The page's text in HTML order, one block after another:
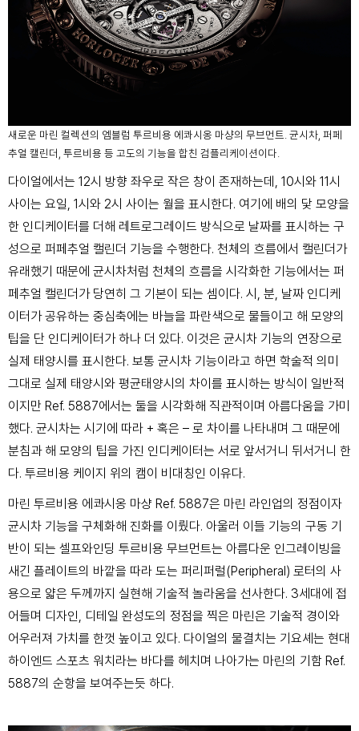
새로운 마린 컬렉션의 엠블럼 투르비용 에콰시옹 마샹의 무브먼트. 균시차, 퍼페
추얼 캘린더, 투르비용 등 고도의 기능을 합친 컴플리케이션이다.
다이얼에서는 12시 방향 좌우로 작은 창이 존재하는데, 10시와 11시
사이는 요일, 1시와 2시 사이는 월을 표시한다. 여기에 배의 닻 모양을
한 인디케이터를 더해 레트로그레이드 방식으로 날짜를 표시하는 구
성으로 퍼페추얼 캘린더 기능을 수행한다. 천체의 흐름에서 캘린더가
유래했기 때문에 균시차처럼 천체의 흐름을 시각화한 기능에서는 퍼
페추얼 캘린더가 당연히 그 기본이 되는 셈이다. 시, 분, 날짜 인디케
이터가 공유하는 중심축에는 바늘을 파란색으로 물들이고 해 모양의
팁을 단 인디케이터가 하나 더 있다. 이것은 균시차 기능의 연장으로
실제 태양시를 표시한다. 보통 균시차 기능이라고 하면 학술적 의미
그대로 실제 태양시와 평균태양시의 차이를 표시하는 방식이 일반적
이지만 Ref. 5887에서는 둘을 시각화해 직관적이며 아름다움을 가미
했다. 균시차는 시기에 따라 + 혹은 – 로 차이를 나타내며 그 때문에
분침과 해 모양의 팁을 가진 인디케이터는 서로 앞서거니 뒤서거니 한
다. 투르비용 케이지 위의 캠이 비대칭인 이유다.
마린 투르비용 에콰시옹 마샹 Ref. 5887은 마린 라인업의 정점이자
균시차 기능을 구체화해 진화를 이뤘다. 아울러 이들 기능의 구동 기
반이 되는 셀프와인딩 투르비용 무브먼트는 아름다운 인그레이빙을
새긴 플레이트의 바깥을 따라 도는 퍼리퍼럴(Peripheral) 로터의 사
용으로 얇은 두께까지 실현해 기술적 놀라움을 선사한다. 3세대에 접
어들며 디자인, 디테일 완성도의 정점을 찍은 마린은 기술적 경이와
어우러져 가치를 한껏 높이고 있다. 다이얼의 물결치는 기요셰는 현대
하이엔드 스포츠 워치라는 바다를 헤치며 나아가는 마린의 기함 Ref.
5887의 순항을 보여주는듯 하다.